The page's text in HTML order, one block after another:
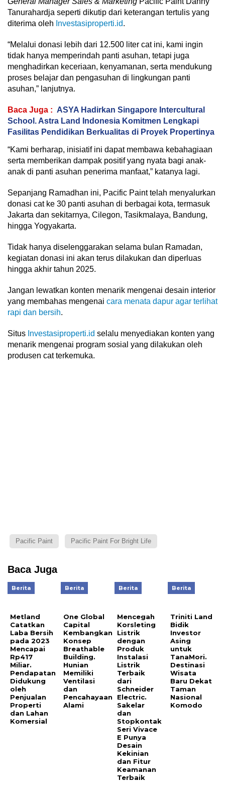
Tanurahardja seperti dikutip dari keterangan tertulis yang
diterima oleh Investasiproperti.id.
“Melalui donasi lebih dari 12.500 liter cat ini, kami ingin
tidak hanya memperindah panti asuhan, tetapi juga
menghadirkan keceriaan, kenyamanan, serta mendukung
proses belajar dan pengasuhan di lingkungan panti
asuhan,” lanjutnya.
Baca Juga : ASYA Hadirkan Singapore Intercultural
School. Astra Land Indonesia Komitmen Lengkapi
Fasilitas Pendidikan Berkualitas di Proyek Propertinya
“Kami berharap, inisiatif ini dapat membawa kebahagiaan
serta memberikan dampak positif yang nyata bagi anak-
anak di panti asuhan penerima manfaat,” katanya lagi.
Sepanjang Ramadhan ini, Pacific Paint telah menyalurkan
donasi cat ke 30 panti asuhan di berbagai kota, termasuk
Jakarta dan sekitarnya, Cilegon, Tasikmalaya, Bandung,
hingga Yogyakarta.
Tidak hanya diselenggarakan selama bulan Ramadan,
kegiatan donasi ini akan terus dilakukan dan diperluas
hingga akhir tahun 2025.
Jangan lewatkan konten menarik mengenai desain interior
yang membahas mengenai cara menata dapur agar terlihat
rapi dan bersih.
Situs Investasiproperti.id selalu menyediakan konten yang
menarik mengenai program sosial yang dilakukan oleh
produsen cat terkemuka.
Pacific Paint Pacific Paint For Bright Life
Baca Juga
Berita
Metland
Catatkan
Laba Bersih
pada 2023
Mencapai
Rp417
Miliar.
Pendapatan
Didukung
oleh
Penjualan
Properti
dan Lahan
Komersial
Berita
One Global
Capital
Kembangkan
Konsep
Breathable
Building.
Hunian
Memiliki
Ventilasi
dan
Pencahayaan
Alami
Berita
Mencegah
Korsleting
Listrik
dengan
Produk
Instalasi
Listrik
Terbaik
dari
Schneider
Electric.
Sakelar
dan
Stopkontak
Seri Vivace
E Punya
Desain
Kekinian
dan Fitur
Keamanan
Terbaik
Berita
Triniti Land
Bidik
Investor
Asing
untuk
TanaMori.
Destinasi
Wisata
Baru Dekat
Taman
Nasional
Komodo